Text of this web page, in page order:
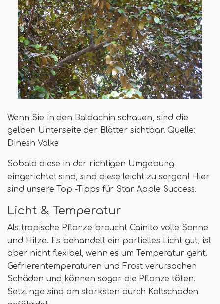
Wenn Sie in den Baldachin schauen, sind die
gelben Unterseite der Blätter sichtbar. Quelle:
Dinesh Valke
Sobald diese in der richtigen Umgebung
eingerichtet sind, sind diese leicht zu sorgen! Hier
sind unsere Top -Tipps für Star Apple Success.
Licht & Temperatur
Als tropische Pflanze braucht Cainito volle Sonne
und Hitze. Es behandelt ein partielles Licht gut, ist
aber nicht flexibel, wenn es um Temperatur geht.
Gefrierentemperaturen und Frost verursachen
Schäden und können sogar die Pflanze töten.
Setzlinge sind am stärksten durch Kaltschäden